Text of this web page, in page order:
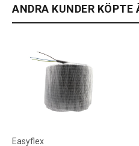
ANDRA KUNDER KÖPTE
Easyflex